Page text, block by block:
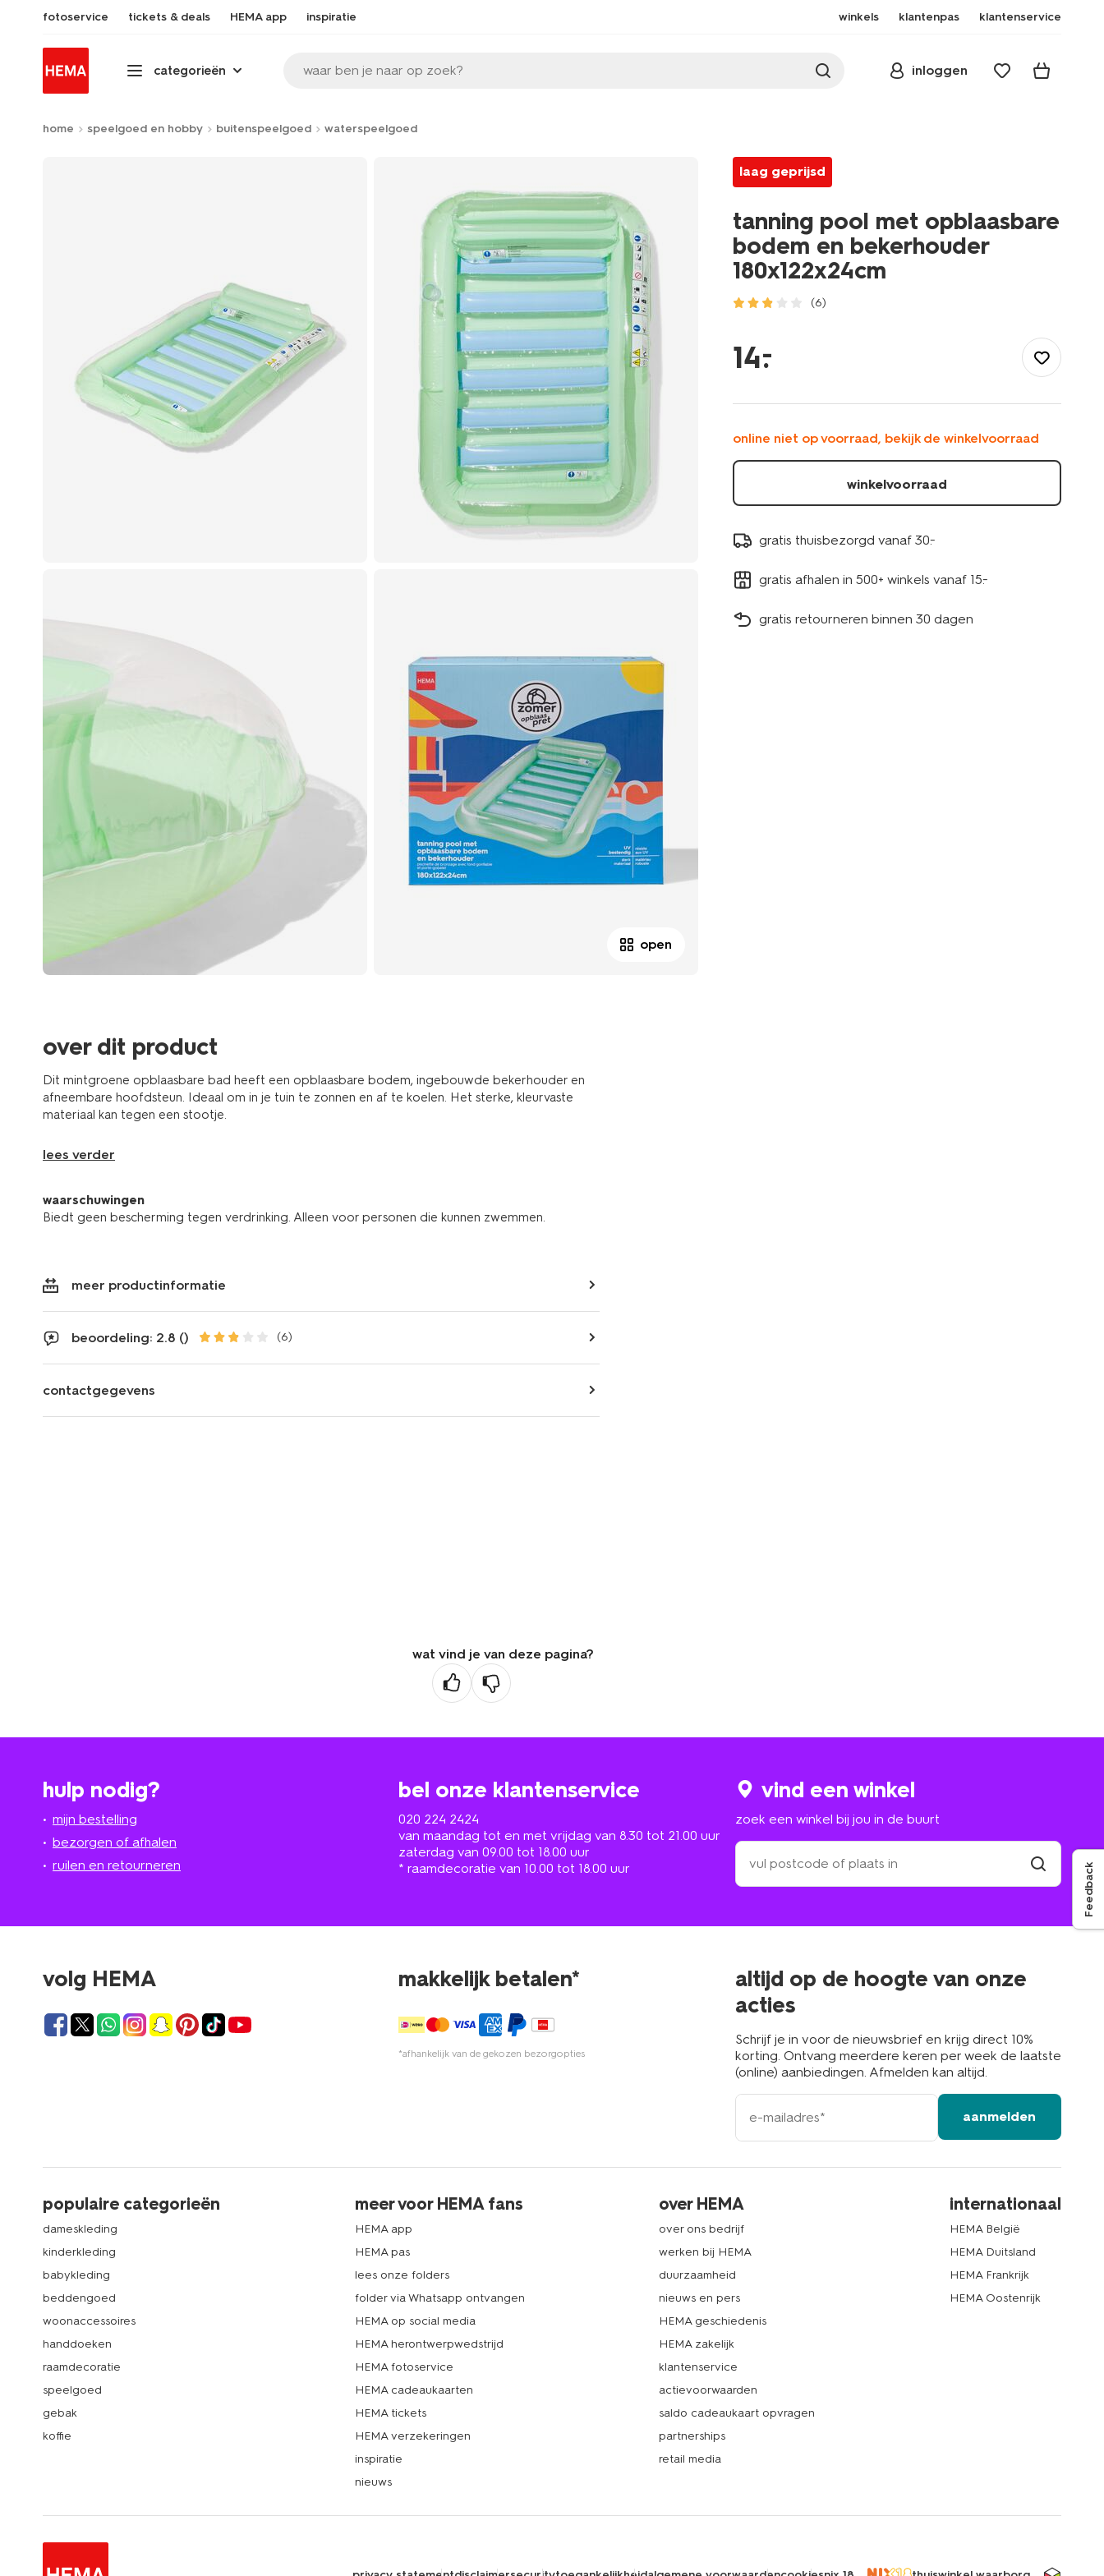
fotoservice tickets & deals HEMA app inspiratie winkels klantenpas klantenservice
categorieën waar ben je naar op zoek? inloggen
home speelgoed en hobby buitenspeelgoed waterspeelgoed
open
over dit product
Dit mintgroene opblaasbare bad heeft een opblaasbare bodem, ingebouwde bekerhouder en
afneembare hoofdsteun. Ideaal om in je tuin te zonnen en af te koelen. Het sterke, kleurvaste
materiaal kan tegen een stootje.
lees verder
waarschuwingen
Biedt geen bescherming tegen verdrinking. Alleen voor personen die kunnen zwemmen.
meer productinformatie
beoordeling: 2.8 () (6)
contactgegevens
laag geprijsd
tanning pool met opblaasbare
bodem en bekerhouder
180x122x24cm
(6)
hobby/buitenspeelgoed/waterspeelgoed/tanning-
pool-
bekerhouder-
180x122x24cm-
14.
–
online niet op voorraad, bekijk de winkelvoorraad
winkelvoorraad
gratis thuisbezorgd vanaf 30.-
gratis afhalen in 500+ winkels vanaf 15.-
gratis retourneren binnen 30 dagen
wat vind je van deze pagina?
hulp nodig?
mijn bestelling
bezorgen of afhalen
ruilen en retourneren
bel onze klantenservice
020 224 2424
van maandag tot en met vrijdag van 8.30 tot 21.00 uur
zaterdag van 09.00 tot 18.00 uur
* raamdecoratie van 10.00 tot 18.00 uur
vind een winkel
zoek een winkel bij jou in de buurt
zoek
een
winkel
in
volg HEMA makkelijk betalen*
*afhankelijk van de gekozen bezorgopties
altijd op de hoogte van onze
acties
Schrijf je in voor de nieuwsbrief en krijg direct 10%
korting. Ontvang meerdere keren per week de laatste
(online) aanbiedingen. Afmelden kan altijd.
e-
mailadres
aanmelden
populaire categorieën
dameskleding
kinderkleding
babykleding
beddengoed
woonaccessoires
handdoeken
raamdecoratie
speelgoed
gebak
koffie
meer voor HEMA fans
HEMA app
HEMA pas
lees onze folders
folder via Whatsapp ontvangen
HEMA op social media
HEMA herontwerpwedstrijd
HEMA fotoservice
HEMA cadeaukaarten
HEMA tickets
HEMA verzekeringen
inspiratie
nieuws
over HEMA
over ons bedrijf
werken bij HEMA
duurzaamheid
nieuws en pers
HEMA geschiedenis
HEMA zakelijk
klantenservice
actievoorwaarden
saldo cadeaukaart opvragen
partnerships
retail media
internationaal
HEMA België
HEMA Duitsland
HEMA Frankrijk
HEMA Oostenrijk
Feedback